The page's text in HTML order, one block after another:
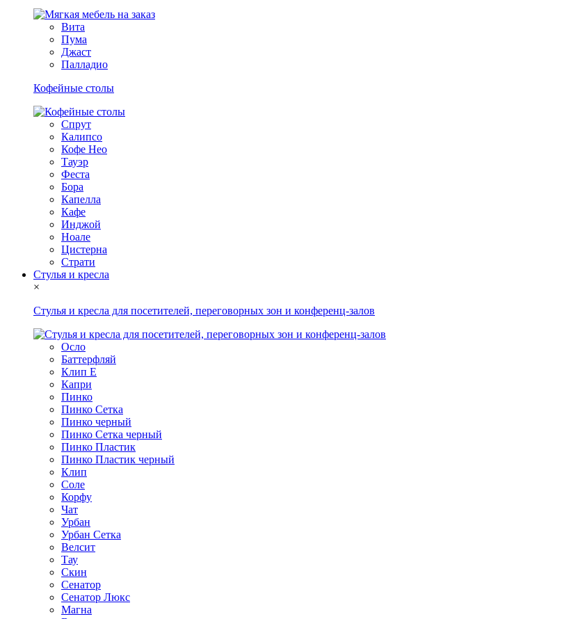
Вита
Пума
Джаст
Палладио
Кофейные столы
Спрут
Калипсо
Кофе Нео
Тауэр
Феста
Бора
Капелла
Кафе
Инджой
Ноале
Цистерна
Страти
Стулья и кресла
×
Стулья и кресла для посетителей, переговорных зон и конференц-залов
Осло
Баттерфляй
Клип Е
Капри
Пинко
Пинко Сетка
Пинко черный
Пинко Сетка черный
Пинко Пластик
Пинко Пластик черный
Клип
Соле
Корфу
Чат
Урбан
Урбан Сетка
Велсит
Тау
Скин
Сенатор
Сенатор Люкс
Магна